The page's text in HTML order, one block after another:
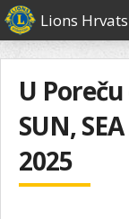
Skoči
na
glavni
Lions
O nama
Lions Distrikt 126
Naši projekti
Glavni
izbornik
O
nama
Lions
Distrikt
126
Naši
U
SUN,
2025